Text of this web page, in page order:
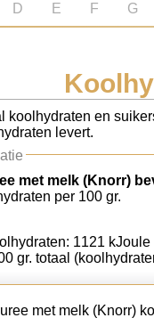
D E F G
koolhydraten en
levert.
met melk (Knorr)
per 100 gr.
1121 kJoule
gr. totaal
met melk (Knorr)